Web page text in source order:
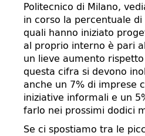
Politecnico di Milano,
in corso la percentuale
quali hanno iniziato
al proprio interno è pari
un lieve aumento
questa cifra si devono
anche un 7% di imprese
iniziative informali e un
farlo nei prossimi dodici
Se ci spostiamo tra le